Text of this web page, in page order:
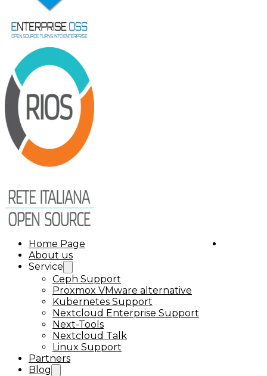
Home Page
About us
Service
Ceph Support
Proxmox VMware alternative
Kubernetes Support
Nextcloud Enterprise Support
Next-Tools
Nextcloud Talk
Linux Support
Partners
Blog